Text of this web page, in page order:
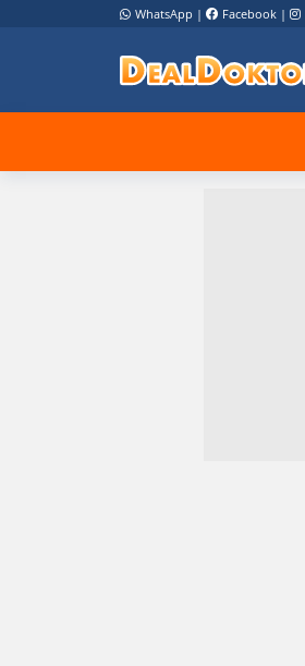
WhatsApp | Facebook |